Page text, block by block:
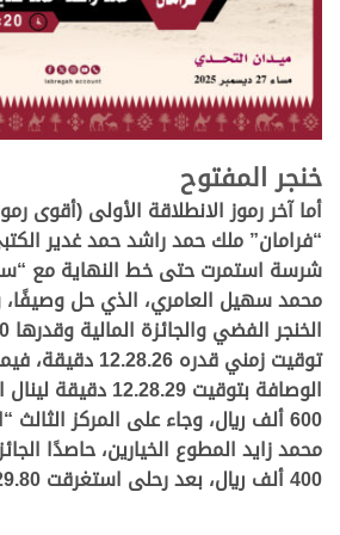
.
خنجر المفتوح
أما آخر رموز الانطلاقة الأولى (أقوى
“فرامان” ملك حمد راشد حمد غدير
شرسة استمرت حتى خط النهاية مع
محمد سهيل العامري، الذي حل
توقيت زمني قدره
الوصافة بتوقيت
600 ألف ريال، وجاء على المركز
محمد زايد المطوع الخيارين، حاصدًا
400 ألف ريال، بعد رحلى استغرقت 12.29.80 دقيقة.